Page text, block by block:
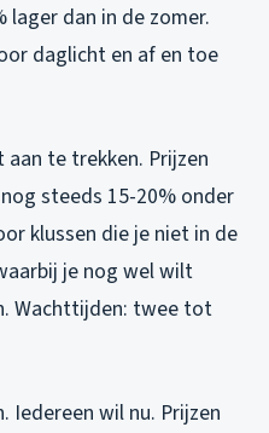
lager dan in de zomer.
daglicht en af en toe
aan te trekken. Prijzen
steeds 15-20% onder
klussen die je niet in de
je nog wel wilt
Wachttijden: twee tot
Iedereen wil nu. Prijzen